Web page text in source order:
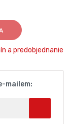
a predobjednanie
mailem: